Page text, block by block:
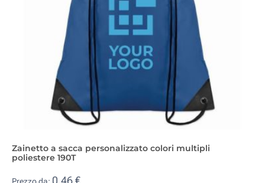
Zainetto a sacca personalizzato colori multipli
poliestere 190T